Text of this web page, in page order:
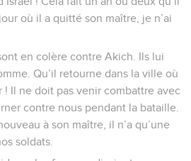
où il a quitté son maître, je n’ai
en colère contre Akich. Ils lui
Qu’il retourne dans la ville où
! Il ne doit pas venir combattre avec
contre nous pendant la bataille.
à son maître, il n’a qu’une
soldats.